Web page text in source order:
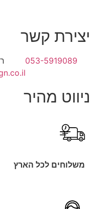
ניווט מהיר
משלוחים לכל הארץ
יצירת קשר
053-5919089